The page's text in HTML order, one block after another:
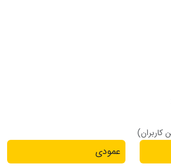
عمودی